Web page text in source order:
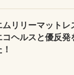
ムリリーマットレ
コヘルスと優反発